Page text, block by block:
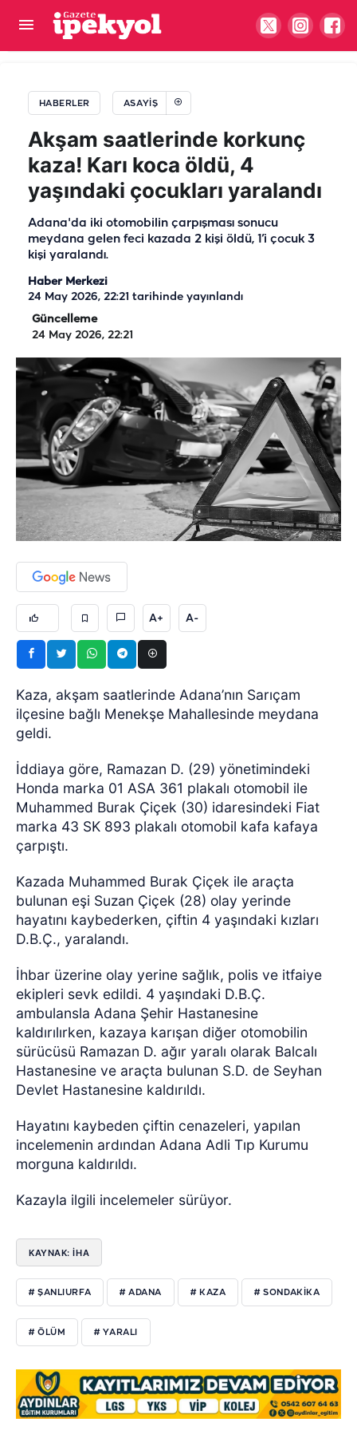
HABERLER ASAYIŞ
Akşam saatlerinde korkunç
kaza! Karı koca öldü, 4
yaşındaki çocukları yaralandı
Adana'da iki otomobilin çarpışması sonucu
meydana gelen feci kazada 2 kişi öldü, 1’i çocuk 3
kişi yaralandı.
Haber Merkezi
24 May 2026, 22:21 tarihinde yayınlandı
Güncelleme
24 May 2026, 22:21
A+ A-
Kaza, akşam saatlerinde Adana’nın Sarıçam
ilçesine bağlı Menekşe Mahallesinde meydana
geldi.
İddiaya göre, Ramazan D. (29) yönetimindeki
Honda marka 01 ASA 361 plakalı otomobil ile
Muhammed Burak Çiçek (30) idaresindeki Fiat
marka 43 SK 893 plakalı otomobil kafa kafaya
çarpıştı.
Kazada Muhammed Burak Çiçek ile araçta
bulunan eşi Suzan Çiçek (28) olay yerinde
hayatını kaybederken, çiftin 4 yaşındaki kızları
D.B.Ç., yaralandı.
İhbar üzerine olay yerine sağlık, polis ve itfaiye
ekipleri sevk edildi. 4 yaşındaki D.B.Ç.
ambulansla Adana Şehir Hastanesine
kaldırılırken, kazaya karışan diğer otomobilin
sürücüsü Ramazan D. ağır yaralı olarak Balcalı
Hastanesine ve araçta bulunan S.D. de Seyhan
Devlet Hastanesine kaldırıldı.
Hayatını kaybeden çiftin cenazeleri, yapılan
incelemenin ardından Adana Adli Tıp Kurumu
morguna kaldırıldı.
Kazayla ilgili incelemeler sürüyor.
KAYNAK: İHA
# ŞANLIURFA # ADANA # KAZA # SONDAKIKA
# ÖLÜM # YARALI
Bu kez Şanlıurfa değil, Malatya! Tartışma traktörlü